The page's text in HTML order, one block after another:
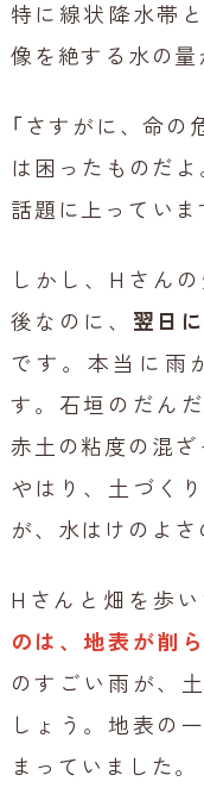
特に線状降水帯
像を絶する水の量
「さすがに、命
は困ったものだ
話題に上っていま
しかし、Hさん
後なのに、 翌日
です。本当に雨
す。石垣のだん
赤土の粘度の混ざ
やはり、土づく
が、水はけのよさ
Hさんと畑を歩い
のは、地表が削
のすごい雨が、
しょう。地表の
まっていました。